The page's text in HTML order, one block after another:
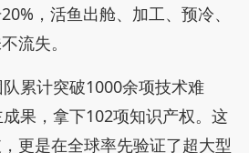
，活鱼出舱、加工、预冷、
流失。
累计突破1000余项技术难
果，拿下102项知识产权。这
更是在全球率先验证了超大型